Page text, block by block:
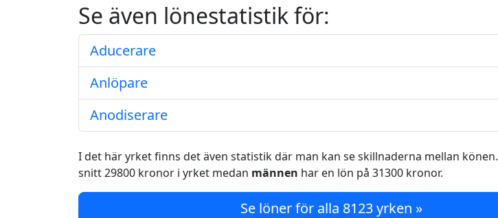
Se även lönestatistik för:
Aducerare
Anlöpare
Anodiserare
I det här yrket finns det även statistik där man kan se skillnaderna mellan könen.
snitt 29800 kronor i yrket medan männen har en lön på 31300 kronor.
Se löner för alla 8123 yrken »